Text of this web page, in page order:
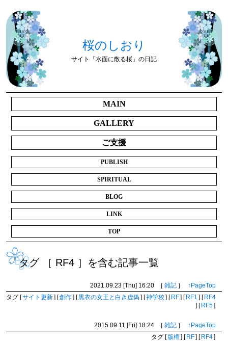
桜のしおり
サイト「水面に散る桜」の日記
MAIN
GALLERY
ご支援
PUBLISH
SPIRITUAL
BLOG
LINK
TOP
タグ ［ RF4 ］を含む記事一覧
2021.09.23 [Thu] 16:20 ［ 雑記 ］
↑PageTop
タグ [サイト更新] [創作] [黒衣の女王と白き虚偽] [神学校] [ RF] [ RF1 ] [ RF4
] [ RF5]
2015.09.11 [Fri] 18:24 ［ 雑記 ］
↑PageTop
タグ [版権] [ RF] [ RF4]